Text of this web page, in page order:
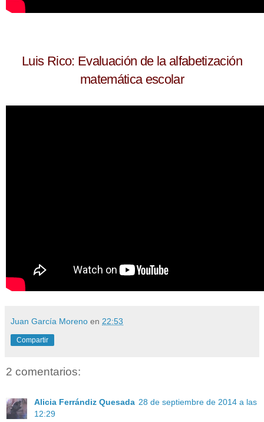
Luis Rico: Evaluación de la alfabetización
matemática escolar
Juan García Moreno en 22:53
Compartir
2 comentarios:
Alicia Ferrándiz Quesada 28 de septiembre de 2014 a las
12:29